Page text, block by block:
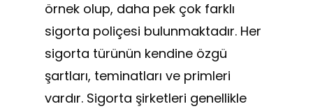
örnek olup, daha pek çok farklı
sigorta poliçesi bulunmaktadır. Her
sigorta türünün kendine özgü
şartları, teminatları ve primleri
vardır. Sigorta şirketleri genellikle